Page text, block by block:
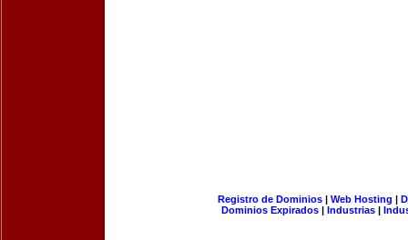
Registro de Dominios| Web Hosting |
Dominios Expirados | Industrias |